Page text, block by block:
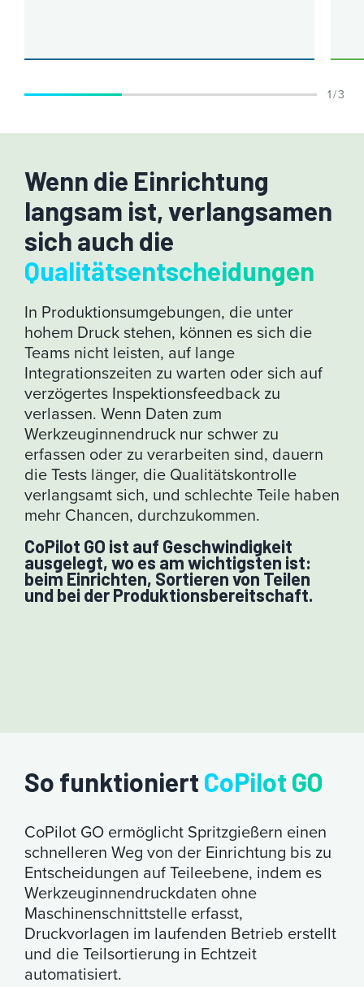
1 / 3
Wenn die Einrichtung
langsam ist, verlangsamen
sich auch die
Qualitätsentscheidungen
In Produktionsumgebungen, die unter
hohem Druck stehen, können es sich die
Teams nicht leisten, auf lange
Integrationszeiten zu warten oder sich auf
verzögertes Inspektionsfeedback zu
verlassen. Wenn Daten zum
Werkzeuginnendruck nur schwer zu
erfassen oder zu verarbeiten sind, dauern
die Tests länger, die Qualitätskontrolle
verlangsamt sich, und schlechte Teile haben
mehr Chancen, durchzukommen.
CoPilot GO ist auf Geschwindigkeit
ausgelegt, wo es am wichtigsten ist:
beim Einrichten, Sortieren von Teilen
und bei der Produktionsbereitschaft.
So funktioniert CoPilot GO
CoPilot GO ermöglicht Spritzgießern einen
schnelleren Weg von der Einrichtung bis zu
Entscheidungen auf Teileebene, indem es
Werkzeuginnendruckdaten ohne
Maschinenschnittstelle erfasst,
Druckvorlagen im laufenden Betrieb erstellt
und die Teilsortierung in Echtzeit
automatisiert.